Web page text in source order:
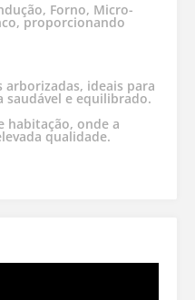
Forno, Micro-
proporcionando
ideais para
saudável e equilibrado.
habitação, onde a
qualidade.